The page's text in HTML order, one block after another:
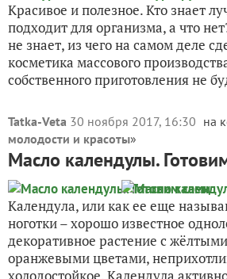
Красивое и полезное. Кто знает
подходит для организма, а что
не знает, из чего на самом деле
косметика массового
собственного приготовления не
Tatka-Veta 30 ноября 2017, 16:30 на
молодости и красоты»
Масло календулы.
Календула, или как ее еще
ноготки – хорошо известное
декоративное растение с
оранжевыми цветами,